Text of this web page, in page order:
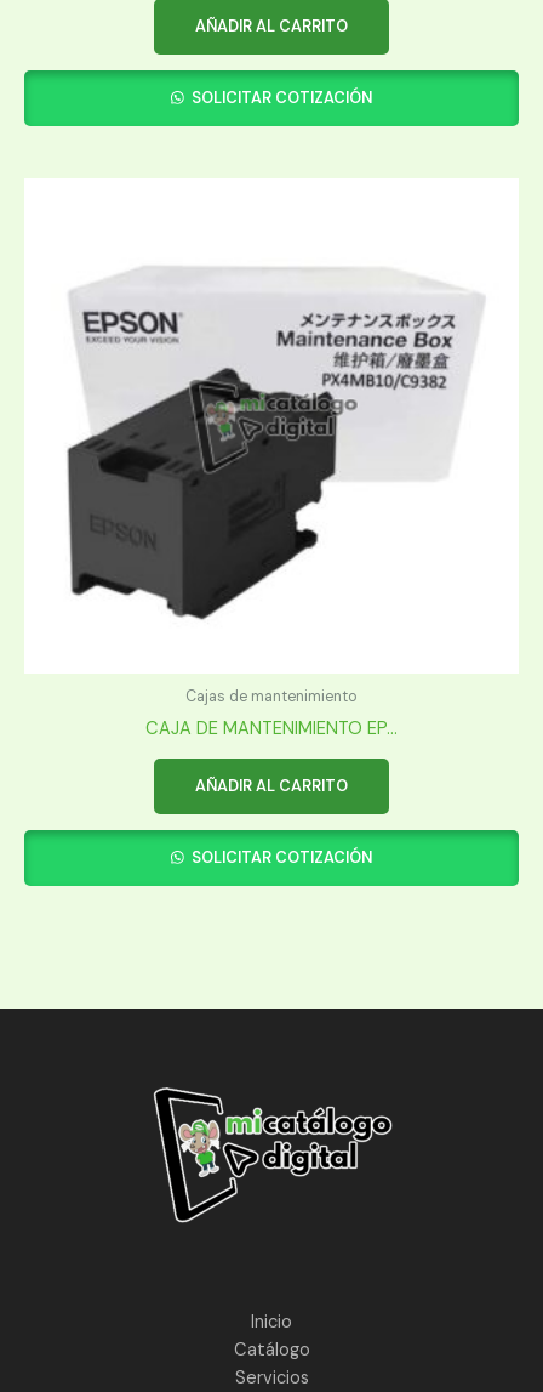
AÑADIR AL CARRITO
SOLICITAR COTIZACIÓN
Cajas de mantenimiento
CAJA DE MANTENIMIENTO EP...
AÑADIR AL CARRITO
SOLICITAR COTIZACIÓN
Inicio
Catálogo
Servicios